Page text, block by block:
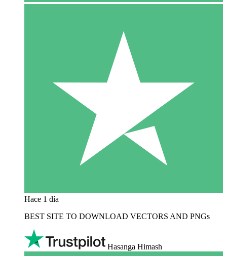
Hace 1 día
BEST SITE TO DOWNLOAD VECTORS AND PNGs
Hasanga Himash